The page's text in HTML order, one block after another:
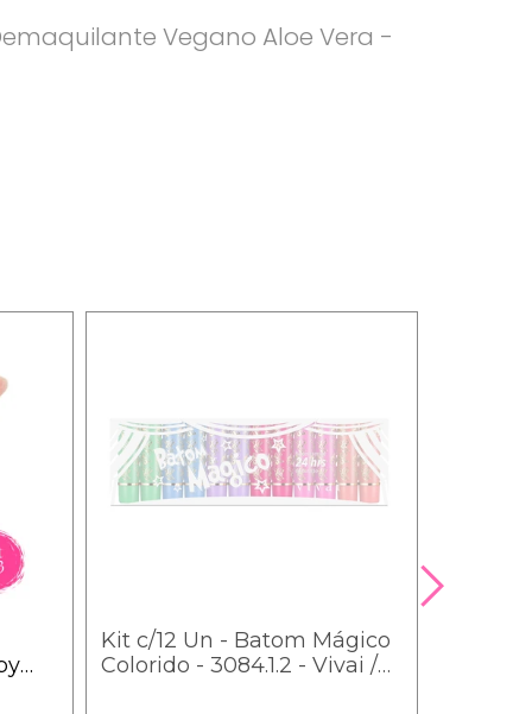
Vegano Aloe Vera -
Kit c/12 Un - Batom Mágico
Colorido - 3084.1.2 - Vivai /